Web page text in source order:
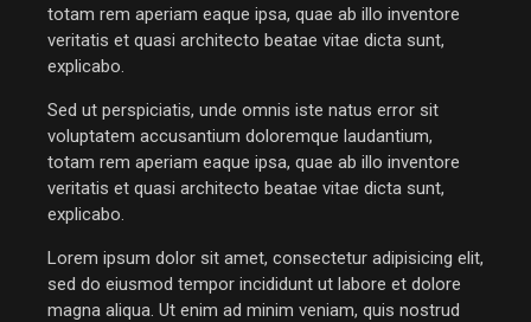
totam rem aperiam eaque ipsa, quae ab illo inventore
veritatis et quasi architecto beatae vitae dicta sunt,
explicabo.
Sed ut perspiciatis, unde omnis iste natus error sit
voluptatem accusantium doloremque laudantium,
totam rem aperiam eaque ipsa, quae ab illo inventore
veritatis et quasi architecto beatae vitae dicta sunt,
explicabo.
Lorem ipsum dolor sit amet, consectetur adipisicing elit,
sed do eiusmod tempor incididunt ut labore et dolore
magna aliqua. Ut enim ad minim veniam, quis nostrud